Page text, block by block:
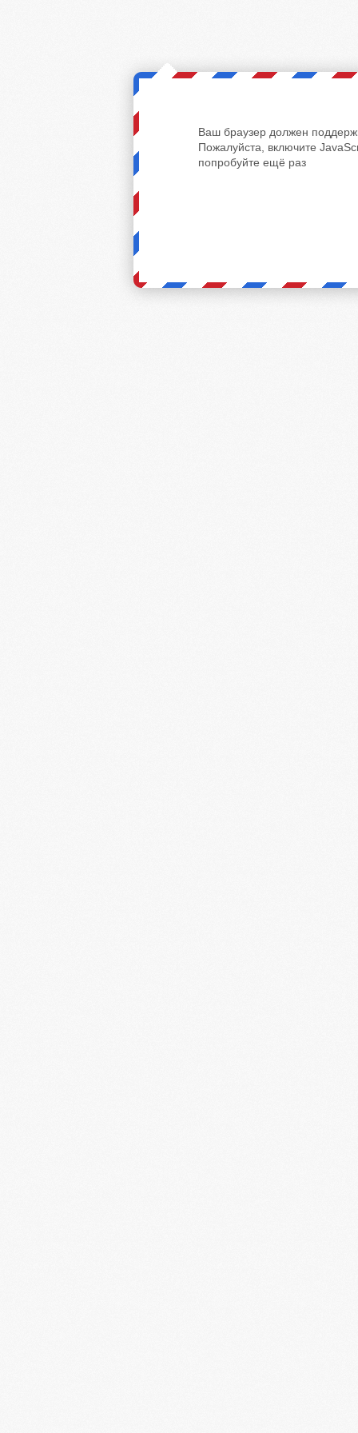
Ваш браузер должен
Пожалуйста, включите
попробуйте ещё раз